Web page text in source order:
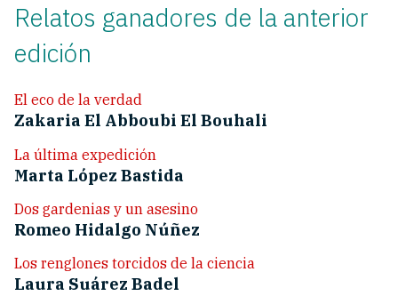
Relatos ganadores de la anterior
edición
El eco de la verdad
Zakaria El Abboubi El Bouhali
La última expedición
Marta López Bastida
Dos gardenias y un asesino
Romeo Hidalgo Núñez
Los renglones torcidos de la ciencia
Laura Suárez Badel